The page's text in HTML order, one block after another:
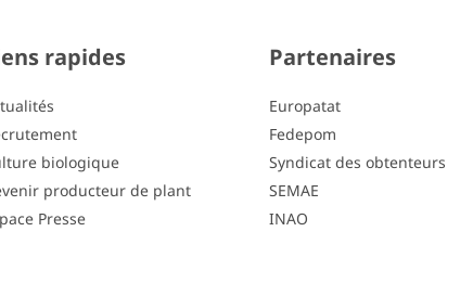
rapides
biologique
producteur de plant
Presse
Partenaires
Europatat
Fedepom
Syndicat des obtenteurs
SEMAE
INAO